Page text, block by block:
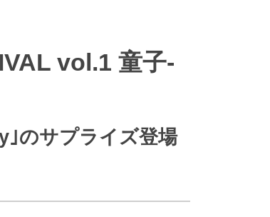
休止・解約
vol.1 童子-
｣のサプライズ登場